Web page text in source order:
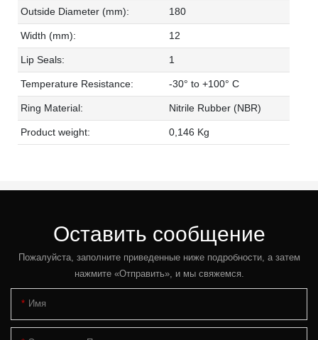
Outside Diameter (mm): 180
Width (mm): 12
Lip Seals: 1
Temperature Resistance: -30° to +100° C
Ring Material: Nitrile Rubber (NBR)
Product weight: 0,146 Kg
Оставить сообщение
Пожалуйста, заполните приведенные ниже подробности, а затем
нажмите «Отправить», и мы свяжемся.
Имя